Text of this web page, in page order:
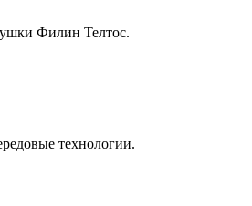
Филин Телтос.
технологии.